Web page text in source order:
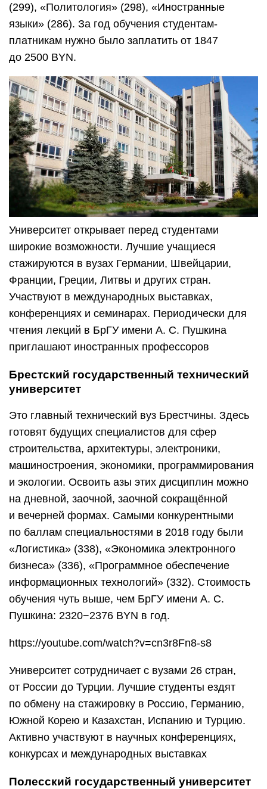
(299), «Политология» (298), «Иностранные
языки» (286). За год обучения студентам-
платникам нужно было заплатить от 1847
до 2500 BYN.
Университет открывает перед студентами
широкие возможности. Лучшие учащиеся
стажируются в вузах Германии, Швейцарии,
Франции, Греции, Литвы и других стран.
Участвуют в международных выставках,
конференциях и семинарах. Периодически для
чтения лекций в БрГУ имени А. С. Пушкина
приглашают иностранных профессоров
Брестский государственный технический
университет
Это главный технический вуз Брестчины. Здесь
готовят будущих специалистов для сфер
строительства, архитектуры, электроники,
машиностроения, экономики, программирования
и экологии. Освоить азы этих дисциплин можно
на дневной, заочной, заочной сокращённой
и вечерней формах. Самыми конкурентными
по баллам специальностями в 2018 году были
«Логистика» (338), «Экономика электронного
бизнеса» (336), «Программное обеспечение
информационных технологий» (332). Стоимость
обучения чуть выше, чем БрГУ имени А. С.
Пушкина: 2320−2376 BYN в год.
https://youtube.com/watch?v=cn3r8Fn8-s8
Университет сотрудничает с вузами 26 стран,
от России до Турции. Лучшие студенты ездят
по обмену на стажировку в Россию, Германию,
Южной Корею и Казахстан, Испанию и Турцию.
Активно участвуют в научных конференциях,
конкурсах и международных выставках
Полесский государственный университет